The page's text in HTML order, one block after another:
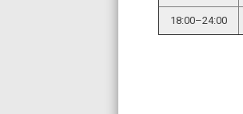
18:00–24:00